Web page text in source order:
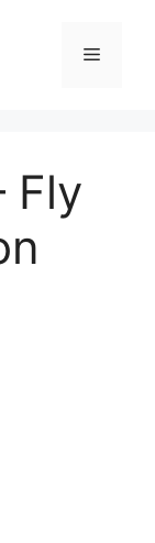
Menú
Fly